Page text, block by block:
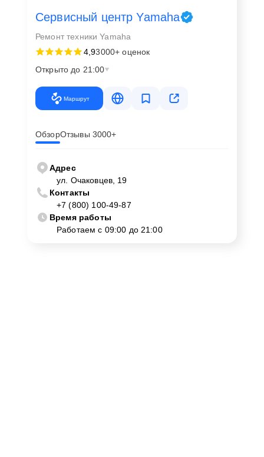
Сервисный центр Yamaha
Ремонт техники Yamaha
4,93000+ оценок
Открыто до 21:00
Маршрут
ОбзорОтзывы 3000+
Адрес
ул. Очаковцев, 19
Контакты
+7 (800) 100-49-87
Время работы
Работаем с 09:00 до 21:00